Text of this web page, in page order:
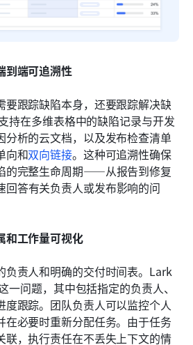
到端可追溯性
要跟踪缺陷本身，还要跟踪解决缺
持在多维表格中的缺陷记录与开发
分析的云文档，以及发布检查清单
向和双向链接。这种可追溯性确保
的完整生命周期——从报告到修复
答有关负责人或发布影响的问
和工作量可视化
负责人和明确的交付时间表。Lark
一问题，其中包括指定的负责人、
度跟踪。团队负责人可以监控个人
在必要时重新分配任务。由于任务
联，执行责任在不丢失上下文的情